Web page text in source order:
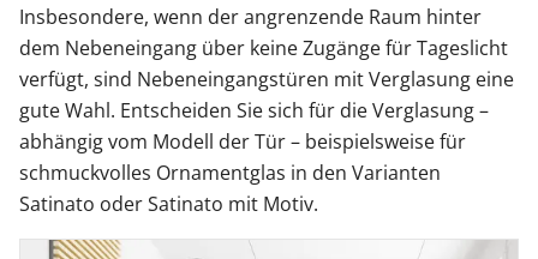
Insbesondere, wenn der angrenzende Raum hinter
dem Nebeneingang über keine Zugänge für Tageslicht
verfügt, sind Nebeneingangstüren mit Verglasung eine
gute Wahl. Entscheiden Sie sich für die Verglasung –
abhängig vom Modell der Tür – beispielsweise für
schmuckvolles Ornamentglas in den Varianten
Satinato oder Satinato mit Motiv.